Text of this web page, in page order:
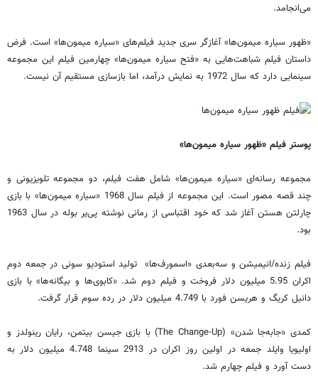
می‌انجامد.
«ظهور سیاره میمون‌ها» آغازگر سری جدید فیلم‌های «سیاره میمون‌ها» است. فرض
داستان فیلم شباهت‌هایی به «فتح سیاره میمون‌ها» چهارمین فیلم این مجموعه
سینمایی دارد که سال 1972 به نمایش درآمد، اما بازسازی مستقیم آن نیست.
پوستر فیلم «ظهور سیاره میمون‌ها»
مجموعه رسانه‌ای «سیاره میمون‌ها» شامل هفت فیلم، دو مجموعه تلویزیونی و
چند قصه مصور است. این مجموعه از فیلم سال 1968 «سیاره میمون‌ها» با بازی
چارلتن هستن آغاز شد که خود اقتباسی از رمانی نوشته پی‌یر بوله در سال 1963
بود.
فیلم زنده/انیمیشن و سه‌بعدی «اسمورف‌ها» تولید استودیو سونی در جمعه دوم
اکران 5.95 میلیون دلار فروخت و فیلم دوم شد. «کابوی‌ها و بیگانه‌ها» با بازی
دانیل کریگ و هریسن فورد با 4.749 میلیون دلار در رده سوم قرار گرفت.
کمدی «جا‌به‌جا شدن»‌ (The Change-Up) با بازی جیسن بیتمن، رایان رینولدز و
اولیویا وایلد جمعه در اولین روز اکران در 2913 سینما 4.748 میلیون دلار به
دست آورد و فیلم چهارم شد.